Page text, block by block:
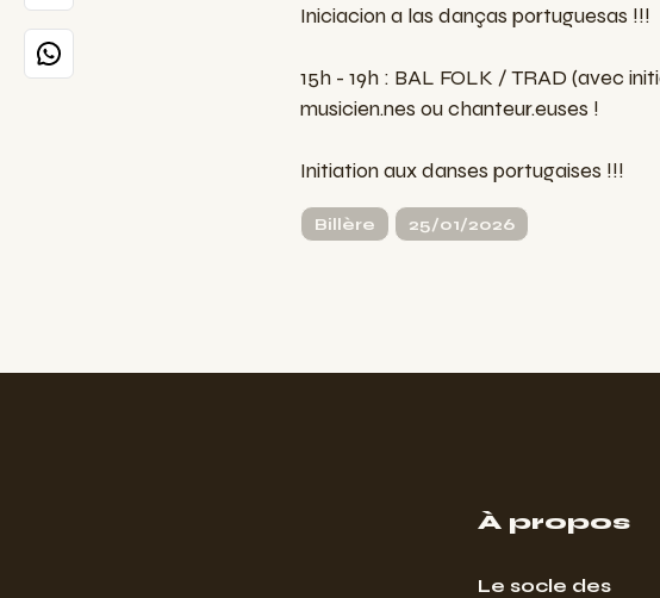
Iniciacion a las danças portuguesas !!!
15h - 19h : BAL FOLK / TRAD (avec
musicien.nes ou chanteur.euses !
Initiation aux danses portugaises !!!
Billère 25/01/2026
À propos
Le socle des